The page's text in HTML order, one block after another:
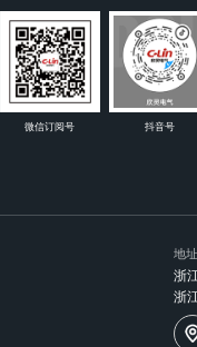
微信订阅号 抖音号
地址
浙
浙